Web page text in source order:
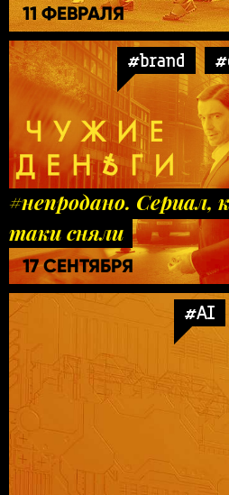
11 ФЕВРАЛЯ
#brand
#непродано. Сериал,
таки сняли
17 СЕНТЯБРЯ
#AI